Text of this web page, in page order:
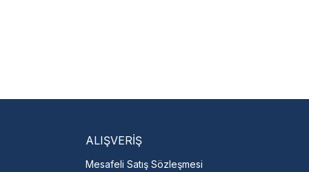
ALIŞVERİŞ
Mesafeli Satış Sözleşmesi